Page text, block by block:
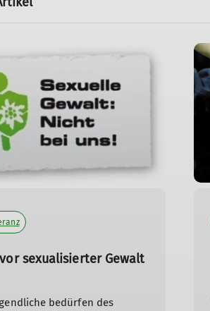
sexualisierter Gewalt
bedürfen des